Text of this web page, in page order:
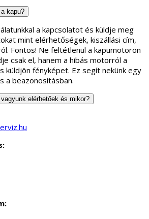
kapu?
a kapcsolatot és küldje meg
mint elérhetőségek, kiszállási cím,
Fontos! Ne feltétlenül a kapumotoron
csak el, hanem a hibás motorról a
küldjön fényképet. Ez segít nekünk egy
a beazonosításban.
elérhetőek és mikor?